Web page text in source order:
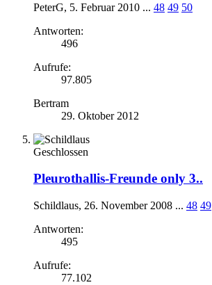
PeterG, 5. Februar 2010 ... 48 49 50
Antworten:
496
Aufrufe:
97.805
Bertram
29. Oktober 2012
Geschlossen
Pleurothallis-Freunde only 3..
Schildlaus, 26. November 2008 ... 48 49
Antworten:
495
Aufrufe:
77.102